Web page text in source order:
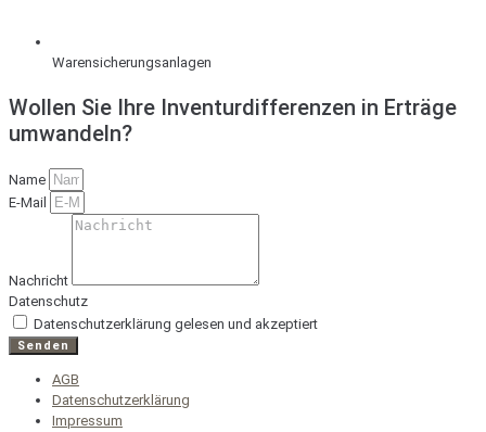
Warensicherungsanlagen
Wollen Sie Ihre Inventurdifferenzen in Erträge
umwandeln?
Name
E-Mail
Nachricht
Datenschutz
Datenschutzerklärung gelesen und akzeptiert
Senden
AGB
Datenschutzerklärung
Impressum